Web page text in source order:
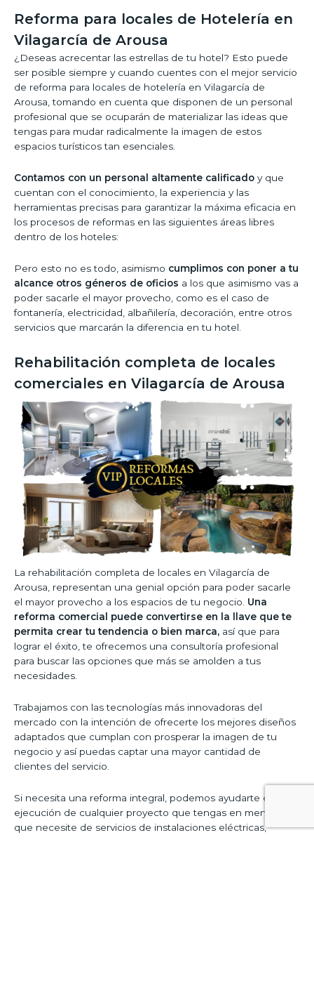
Reforma para locales de Hotelería en
Vilagarcía de Arousa
¿Deseas acrecentar las estrellas de tu hotel? Esto puede
ser posible siempre y cuando cuentes con el mejor servicio
de reforma para locales de hotelería en Vilagarcía de
Arousa, tomando en cuenta que disponen de un personal
profesional que se ocuparán de materializar las ideas que
tengas para mudar radicalmente la imagen de estos
espacios turísticos tan esenciales.
Contamos con un personal altamente calificado y que
cuentan con el conocimiento, la experiencia y las
herramientas precisas para garantizar la máxima eficacia en
los procesos de reformas en las siguientes áreas libres
dentro de los hoteles:
Pero esto no es todo, asimismo cumplimos con poner a tu
alcance otros géneros de oficios a los que asimismo vas a
poder sacarle el mayor provecho, como es el caso de
fontanería, electricidad, albañilería, decoración, entre otros
servicios que marcarán la diferencia en tu hotel.
Rehabilitación completa de locales
comerciales en Vilagarcía de Arousa
La rehabilitación completa de locales en Vilagarcía de
Arousa, representan una genial opción para poder sacarle
el mayor provecho a los espacios de tu negocio. Una
reforma comercial puede convertirse en la llave que te
permita crear tu tendencia o bien marca, así que para
lograr el éxito, te ofrecemos una consultoría profesional
para buscar las opciones que más se amolden a tus
necesidades.
Trabajamos con las tecnologías más innovadoras del
mercado con la intención de ofrecerte los mejores diseños
adaptados que cumplan con prosperar la imagen de tu
negocio y así puedas captar una mayor cantidad de
clientes del servicio.
Si necesita una reforma integral, podemos ayudarte en la
ejecución de cualquier proyecto que tengas en mente y
que necesite de servicios de instalaciones eléctricas,